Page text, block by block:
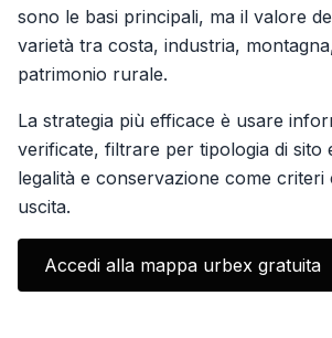
sono le basi principali, ma il valore
varietà tra costa, industria,
patrimonio rurale.
La strategia più efficace è usare
verificate, filtrare per tipologia di sito
legalità e conservazione come criteri
uscita.
Accedi alla mappa urbex gratuita